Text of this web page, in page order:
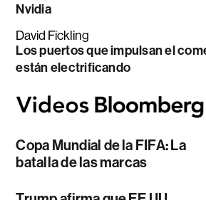
Nvidia
David Fickling
Los puertos que impulsan el
están electrificando
Copa Mundial de la FIFA: La
batalla de las marcas